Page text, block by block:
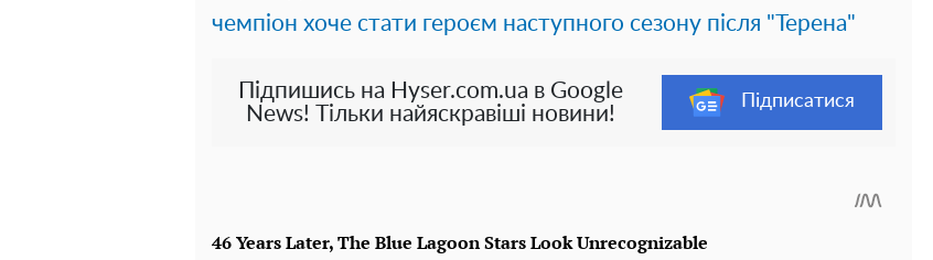
чемпіон хоче стати героєм наступного сезону після "Терена"
Підпишись на Hyser.com.ua в Google
News! Тільки найяскравіші новини!
Підписатися